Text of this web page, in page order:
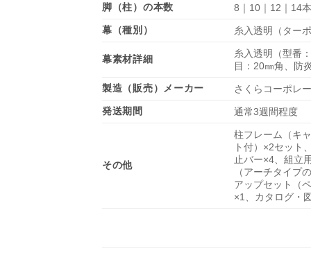
脚（柱）の本数
8｜10｜12｜14
幕（種別）
糸入透明（ター
幕素材詳細
糸入透明（型番
目：20㎜角、防
製造（販売）メーカー
さくらコーポレ
発送期間
通常3週間程度
その他
柱フレーム（キ
ト付）×2セット
止バー×4、組立
（アーチタイプ
アップセット（
×1、カタログ・